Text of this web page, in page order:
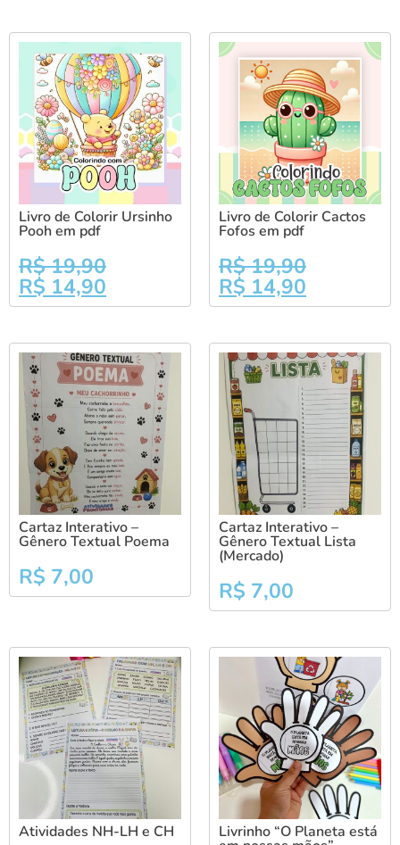
Livro de Colorir Ursinho
Pooh em pdf
R$19,90
R$ 14,90
Livro de Colorir Cactos
Fofos em pdf
R$19,90
R$ 14,90
Cartaz Interativo –
Gênero Textual Poema
R$ 7,00
Cartaz Interativo –
Gênero Textual Lista
(Mercado)
R$ 7,00
Atividades NH-LH e CH Livrinho “O Planeta está